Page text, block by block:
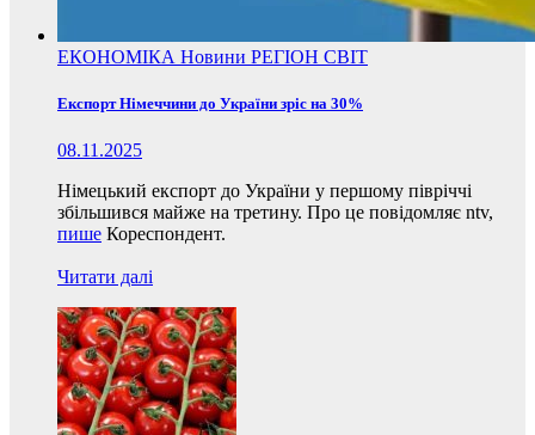
ЕКОНОМІКА Новини РЕГІОН СВІТ
Експорт Німеччини до України зріс на 30%
08.11.2025
Німецький експорт до України у першому півріччі
збільшився майже на третину. Про це повідомляє ntv,
пише Кореспондент.
Читати далі